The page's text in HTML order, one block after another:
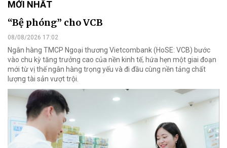
MỚI NHẤT
“Bệ phóng” cho VCB
08/08/2026 17:02
Ngân hàng TMCP Ngoại thương Vietcombank (HoSE: VCB) bước
vào chu kỳ tăng trưởng cao của nền kinh tế, hứa hẹn một giai đoạn
mới từ vị thế ngân hàng trọng yếu và đi đầu cùng nền tảng chất
lượng tài sản vượt trội.